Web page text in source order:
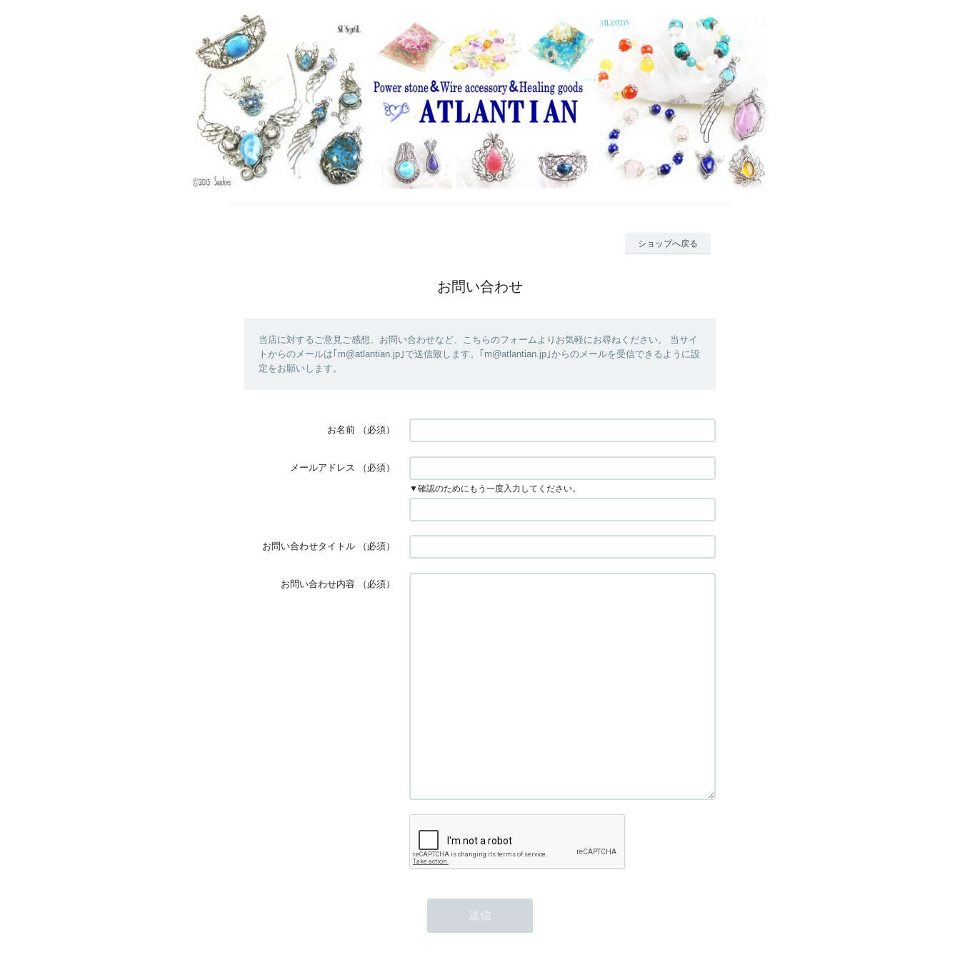
ショップへ戻る
お問い合わせ
当店に対するご意見ご感想、お問い合わせなど、こちらのフォームよりお気軽にお尋ねください。 当サイ
トからのメールは｢m@atlantian.jp｣で送信致します。｢m@atlantian.jp｣からのメールを受信できるように設
定をお願いします。
お名前 （必須）
メールアドレス （必須）
▼確認のためにもう一度入力してください。
お問い合わせタイトル （必須）
お問い合わせ内容 （必須）